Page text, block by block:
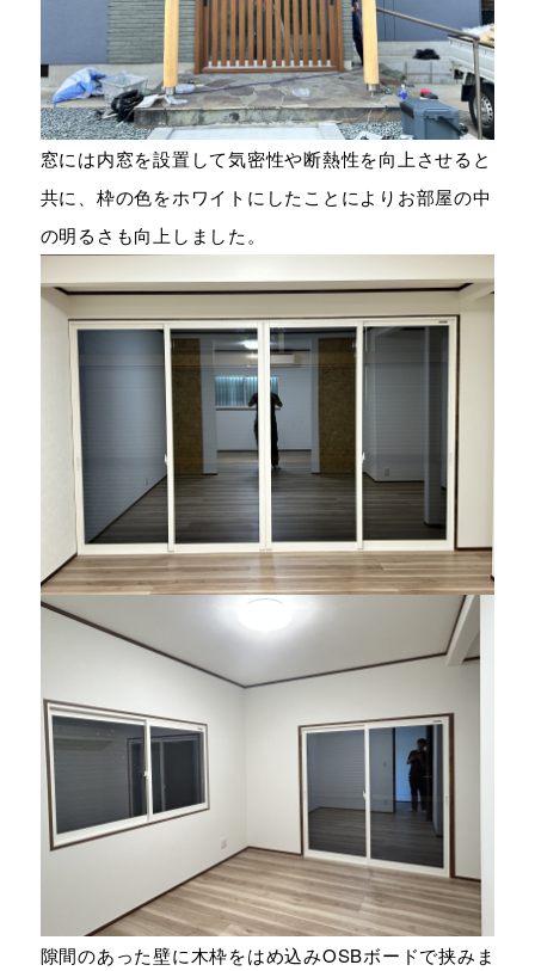
窓には内窓を設置して気密性や断熱性を向上させると
共に、枠の色をホワイトにしたことによりお部屋の中
の明るさも向上しました。
隙間のあった壁に木枠をはめ込みOSBボードで挟みま